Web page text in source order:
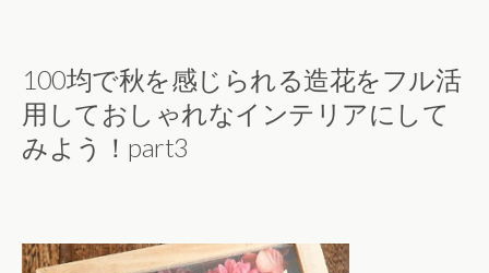
100均で秋を感じられる造花をフル活
用しておしゃれなインテリアにして
みよう！part3